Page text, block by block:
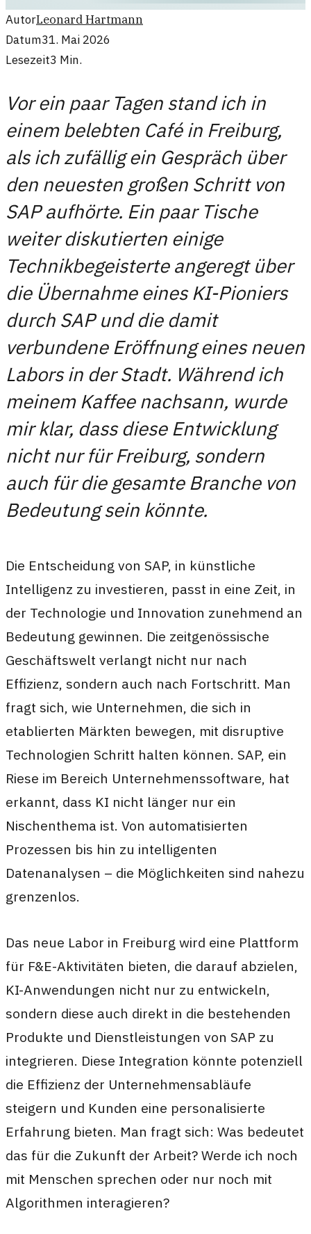
AutorLeonard Hartmann
Datum31. Mai 2026
Lesezeit3 Min.
Vor ein paar Tagen stand ich in
einem belebten Café in Freiburg,
als ich zufällig ein Gespräch über
den neuesten großen Schritt von
SAP aufhörte. Ein paar Tische
weiter diskutierten einige
Technikbegeisterte angeregt über
die Übernahme eines KI-Pioniers
durch SAP und die damit
verbundene Eröffnung eines neuen
Labors in der Stadt. Während ich
meinem Kaffee nachsann, wurde
mir klar, dass diese Entwicklung
nicht nur für Freiburg, sondern
auch für die gesamte Branche von
Bedeutung sein könnte.
Die Entscheidung von SAP, in künstliche
Intelligenz zu investieren, passt in eine Zeit, in
der Technologie und Innovation zunehmend an
Bedeutung gewinnen. Die zeitgenössische
Geschäftswelt verlangt nicht nur nach
Effizienz, sondern auch nach Fortschritt. Man
fragt sich, wie Unternehmen, die sich in
etablierten Märkten bewegen, mit disruptive
Technologien Schritt halten können. SAP, ein
Riese im Bereich Unternehmenssoftware, hat
erkannt, dass KI nicht länger nur ein
Nischenthema ist. Von automatisierten
Prozessen bis hin zu intelligenten
Datenanalysen – die Möglichkeiten sind nahezu
grenzenlos.
Das neue Labor in Freiburg wird eine Plattform
für F&E-Aktivitäten bieten, die darauf abzielen,
KI-Anwendungen nicht nur zu entwickeln,
sondern diese auch direkt in die bestehenden
Produkte und Dienstleistungen von SAP zu
integrieren. Diese Integration könnte potenziell
die Effizienz der Unternehmensabläufe
steigern und Kunden eine personalisierte
Erfahrung bieten. Man fragt sich: Was bedeutet
das für die Zukunft der Arbeit? Werde ich noch
mit Menschen sprechen oder nur noch mit
Algorithmen interagieren?